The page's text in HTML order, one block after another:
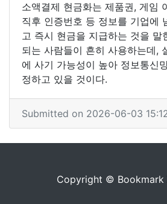
소액결제 현금화는 제품권, 게임
직후 인증번호 등 정보를 기업에
고 즉시 현금을 지급하는 것을 말
되는 사람들이 흔히 사용하는데,
에 사기 가능성이 높아 정보통신
정하고 있을 것이다.
Submitted on 2026-06-03
Copyright © Bookmark